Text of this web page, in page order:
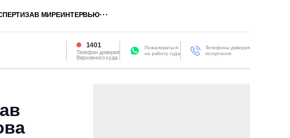
В МИРЕИНТЕРВЬЮ
1401
Телефон доверия
Верховного суда
Пожаловаться
на работу суда
Телефоны доверия
госорганов